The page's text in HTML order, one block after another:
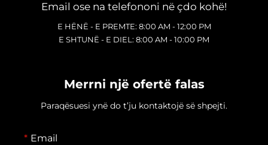
Email ose na telefononi në çdo kohë!
E HËNË - E PREMTE: 8:00 AM - 12:00 PM
E SHTUNË - E DIEL: 8:00 AM - 10:00 PM
Merrni një ofertë falas
Paraqësuesi ynë do t’ju kontaktojë së shpejti.
Email